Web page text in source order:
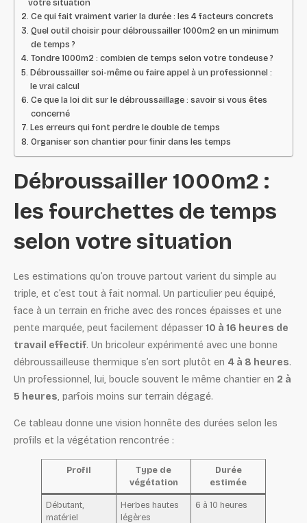
votre situation
Ce qui fait vraiment varier la durée : les 4 facteurs concrets
Quel outil choisir pour débroussailler 1000m2 en un minimum
de temps ?
Tondre 1000m2 : combien de temps selon votre tondeuse ?
Débroussailler soi-même ou faire appel à un professionnel :
le vrai calcul
Ce que la loi dit sur le débroussaillage : savoir si vous êtes
concerné
Les erreurs qui font perdre le double de temps
Organiser son chantier pour finir dans les temps
Débroussailler 1000m2 :
les fourchettes de temps
selon votre situation
Les estimations qu’on trouve partout varient du simple au
triple, et c’est tout à fait normal. Un particulier peu équipé,
face à un terrain en friche avec des ronces épaisses et une
pente marquée, peut facilement dépasser 10 à 16 heures de
travail effectif. Un bricoleur expérimenté avec une bonne
débroussailleuse thermique s’en sort plutôt en 4 à 8 heures.
Un professionnel, lui, boucle souvent le même chantier en 2 à
5 heures, parfois moins sur terrain dégagé.
Ce tableau donne une vision honnête des durées selon les
profils et la végétation rencontrée :
Profil
Type de
végétation
Durée
estimée
Débutant,
matériel
Herbes hautes
légères
6 à 10 heures